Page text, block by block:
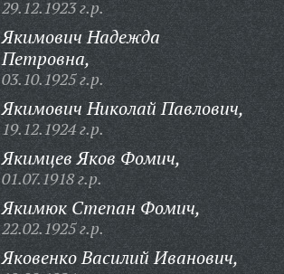
29.12.1923 г.р.
Якимович Надежда
Петровна,
03.10.1925 г.р.
Якимович Николай Павлович,
19.12.1924 г.р.
Якимцев Яков Фомич,
01.07.1918 г.р.
Якимюк Степан Фомич,
22.02.1925 г.р.
Яковенко Василий Иванович,